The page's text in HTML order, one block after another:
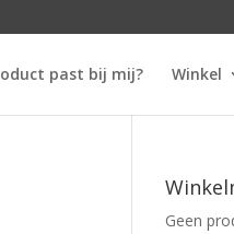
past bij mij? Winkel
Geen